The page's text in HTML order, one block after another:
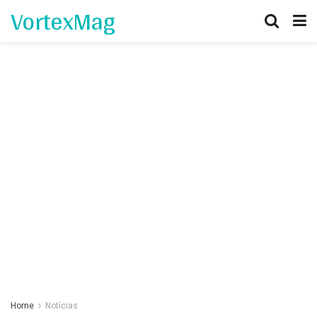
VortexMag
Home Notícias